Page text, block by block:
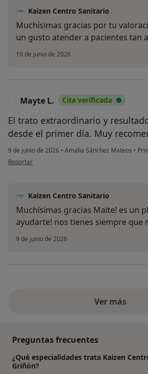
Kaizen Centro Sanitario
Muchísimas gracias por tu
un gusto atender a pacientes tan
16 de junio de 2026
Mayte L. Cita verificada
El trato extraordinario y
desde el primer día. Muy
9 de junio de 2026 • Amalia Sánchez Mateos •
en opinión del usuario Mayte L.
Reportar
Kaizen Centro Sanitario
Muchísimas gracias Maite! es un
ayudarte! nos tienes siempre que
9 de junio de 2026
Ver más
Preguntas frecuentes
¿Qué especialidades trata Kaizen
Griñón?